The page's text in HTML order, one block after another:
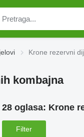
Krone rezervni
kombajna
28 oglasa: Krone
Filter